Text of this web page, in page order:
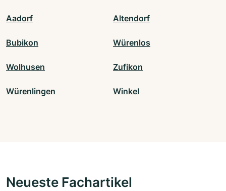
Aadorf Altendorf
Bubikon Würenlos
Wolhusen Zufikon
Würenlingen Winkel
Neueste Fachartikel